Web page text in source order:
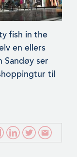
fish in the
en ellers
ser
til